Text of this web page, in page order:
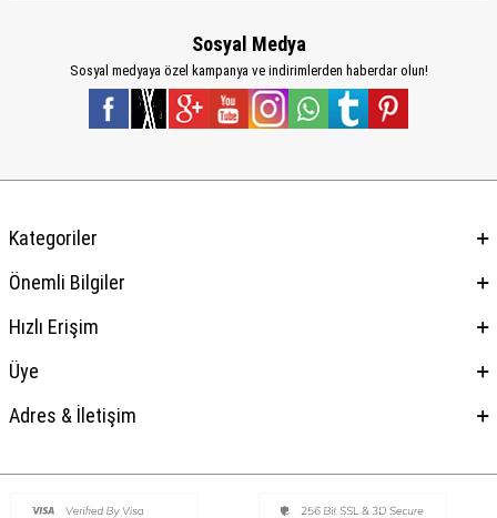
Sosyal Medya
Sosyal medyaya özel kampanya ve indirimlerden haberdar olun!
Kategoriler
Önemli Bilgiler
Hızlı Erişim
Üye
Adres & İletişim